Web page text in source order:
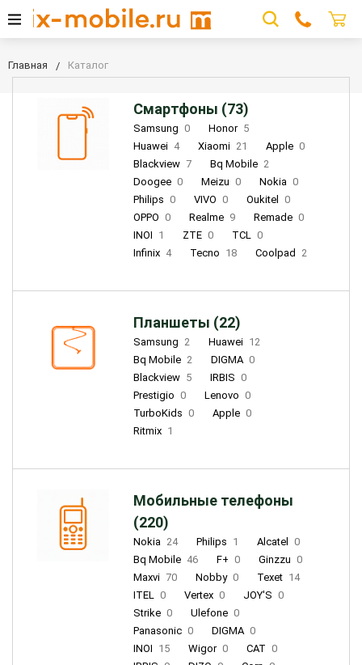
Главная Каталог
Смартфоны (73)
Samsung 0 Honor 5
Huawei 4 Xiaomi 21 Apple 0
Blackview 7 Bq Mobile 2
Doogee 0 Meizu 0 Nokia 0
Philips 0 VIVO 0 Oukitel
0
OPPO 0 Realme 9 Remade 0
INOI 1 ZTE 0 TCL 0
Infinix 4 Tecno 18 Coolpad 2
Планшеты (22)
Samsung 2 Huawei 12
Bq Mobile 2 DIGMA 0
Blackview 5 IRBIS 0
Prestigio 0 Lenovo 0
TurboKids 0 Apple 0
Ritmix 1
Мобильные телефоны
(220)
Nokia 24 Philips 1 Alcatel
0
Bq Mobile 46 F+ 0 Ginzzu 0
Maxvi 70 Nobby 0 Texet 14
ITEL 0 Vertex 0 JOY'S 0
Strike 0 Ulefone 0
Panasonic 0 DIGMA 0
INOI 15 Wigor 0 CAT 0